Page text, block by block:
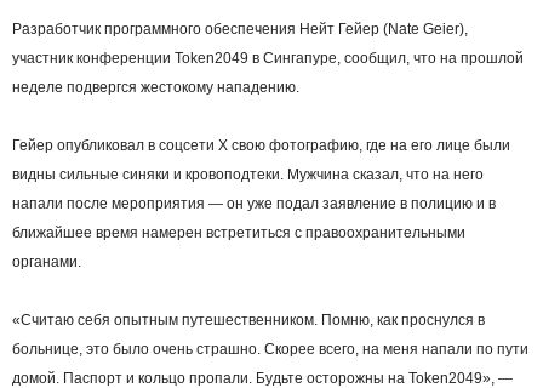
Разработчик программного обеспечения Нейт Гейер (Nate Geier),
участник конференции Token2049 в Сингапуре, сообщил, что на прошлой
неделе подвергся жестокому нападению.
Гейер опубликовал в соцсети Х свою фотографию, где на его лице были
видны сильные синяки и кровоподтеки. Мужчина сказал, что на него
напали после мероприятия — он уже подал заявление в полицию и в
ближайшее время намерен встретиться с правоохранительными
органами.
«Считаю себя опытным путешественником. Помню, как проснулся в
больнице, это было очень страшно. Скорее всего, на меня напали по пути
домой. Паспорт и кольцо пропали. Будьте осторожны на Token2049», —